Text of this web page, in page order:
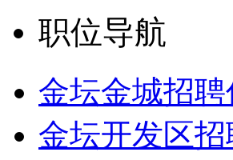
职位导航
金坛金城招聘
金坛开发区招